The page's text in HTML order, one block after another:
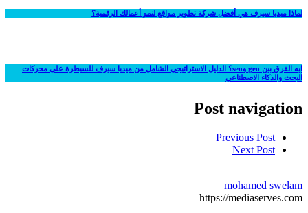
لماذا ميديا سيرف هي أفضل شركة تطوير مواقع لنمو أعمالك الرقمية؟
ايه الفرق بين geo وseo؟ الدليل الاستراتيجي الشامل من ميديا سيرف للسيطرة على محركات
البحث والذكاء الاصطناعي
Post navigation
Previous Post
Next Post
mohamed swelam
https://mediaserves.com